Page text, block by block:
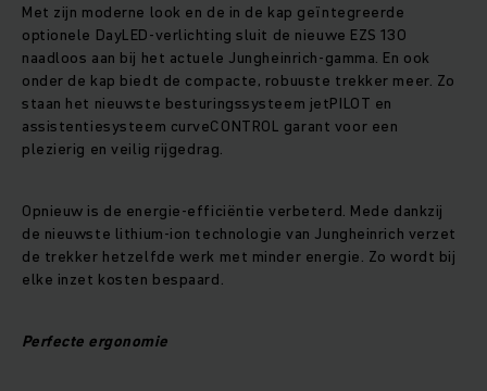
Met zijn moderne look en de in de kap geïntegreerde
optionele DayLED-verlichting sluit de nieuwe EZS 130
naadloos aan bij het actuele Jungheinrich-gamma. En ook
onder de kap biedt de compacte, robuuste trekker meer. Zo
staan het nieuwste besturingssysteem jetPILOT en
assistentiesysteem curveCONTROL garant voor een
plezierig en veilig rijgedrag.
Opnieuw is de energie-efficiëntie verbeterd. Mede dankzij
de nieuwste lithium-ion technologie van Jungheinrich verzet
de trekker hetzelfde werk met minder energie. Zo wordt bij
elke inzet kosten bespaard.
Perfecte ergonomie